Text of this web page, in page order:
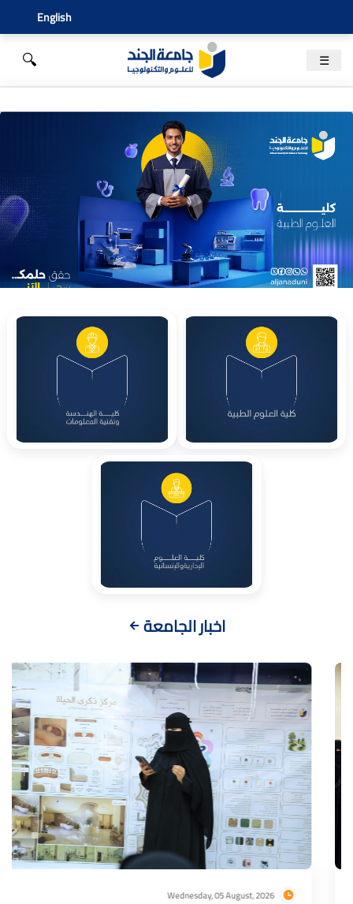
English
☰
🔍
اخبار الجامعة
Wednesday, 05 August, 2026